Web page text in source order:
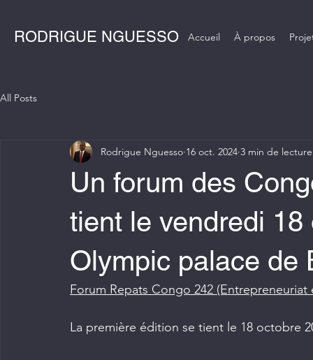
RODRIGUE NGUESSO Accueil À propos
All Posts
Un forum des
tient le vendredi 18
Olympic palace de
Rodrigue Nguesso 16 oct. 2024 3 min de lecture
Forum Repats Congo 242
La première édition se tient le 18 octobre